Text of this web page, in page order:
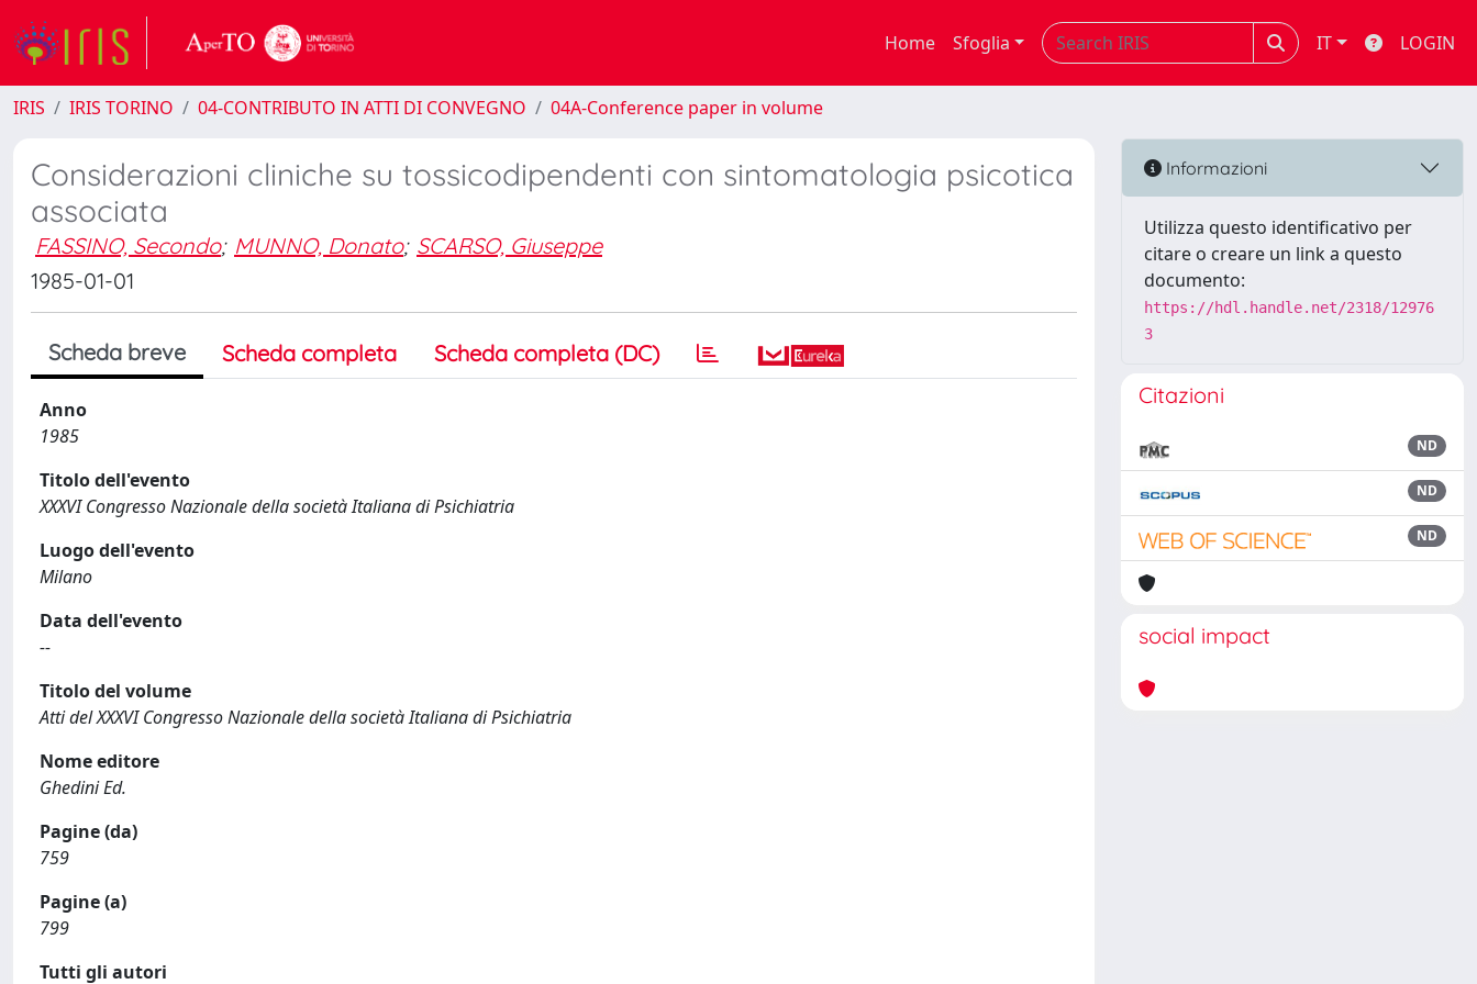
Home Sfoglia IT LOGIN
IRIS IRIS TORINO 04-CONTRIBUTO IN ATTI DI CONVEGNO 04A-Conference paper in volume
Considerazioni cliniche su tossicodipendenti con sintomatologia psicotica
associata
FASSINO, Secondo; MUNNO, Donato; SCARSO, Giuseppe
1985-01-01
Scheda breve Scheda completa Scheda completa (DC)
Anno
1985
Titolo dell'evento
XXXVI Congresso Nazionale della società Italiana di Psichiatria
Luogo dell'evento
Milano
Data dell'evento
--
Titolo del volume
Atti del XXXVI Congresso Nazionale della società Italiana di Psichiatria
Nome editore
Ghedini Ed.
Pagine (da)
759
Pagine (a)
799
Tutti gli autori
Informazioni
Utilizza questo identificativo per
citare o creare un link a questo
documento:
https://hdl.handle.net/2318/12976
3
Citazioni
ND
ND
ND
social impact